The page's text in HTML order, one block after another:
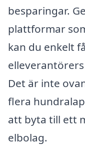
besparingar.
plattformar
kan du enkelt
Det är inte
flera
att byta till ett
elbolag.